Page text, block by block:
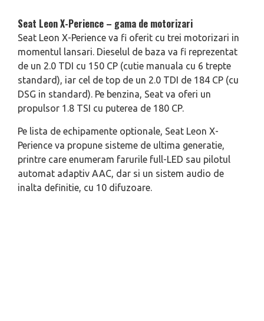
Seat Leon X-Perience – gama de motorizari
Seat Leon X-Perience va fi oferit cu trei motorizari in
momentul lansari. Dieselul de baza va fi reprezentat
de un 2.0 TDI cu 150 CP (cutie manuala cu 6 trepte
standard), iar cel de top de un 2.0 TDI de 184 CP (cu
DSG in standard). Pe benzina, Seat va oferi un
propulsor 1.8 TSI cu puterea de 180 CP.
Pe lista de echipamente optionale, Seat Leon X-
Perience va propune sisteme de ultima generatie,
printre care enumeram farurile full-LED sau pilotul
automat adaptiv AAC, dar si un sistem audio de
inalta definitie, cu 10 difuzoare.